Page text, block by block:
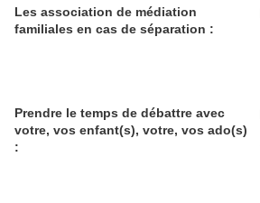
Les association de médiation
familiales en cas de séparation :
Prendre le temps de débattre avec
votre, vos enfant(s), votre, vos ado(s)
: